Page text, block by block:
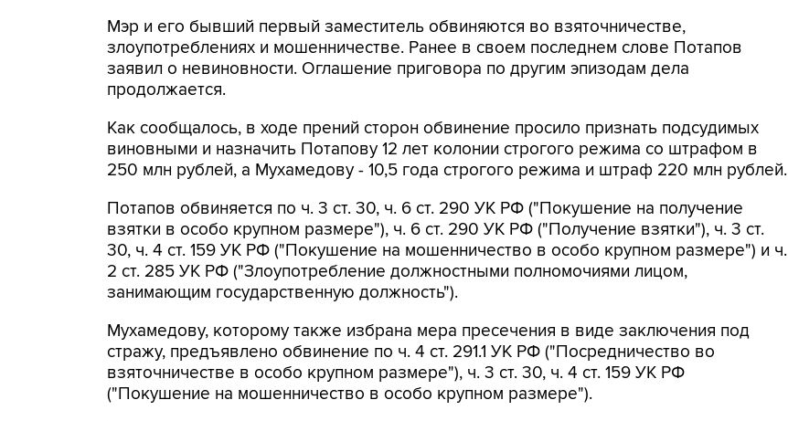
Мэр и его бывший первый заместитель обвиняются во взяточничестве,
злоупотреблениях и мошенничестве. Ранее в своем последнем слове Потапов
заявил о невиновности. Оглашение приговора по другим эпизодам дела
продолжается.
Как сообщалось, в ходе прений сторон обвинение просило признать подсудимых
виновными и назначить Потапову 12 лет колонии строгого режима со штрафом в
250 млн рублей, а Мухамедову - 10,5 года строгого режима и штраф 220 млн рублей.
Потапов обвиняется по ч. 3 ст. 30, ч. 6 ст. 290 УК РФ ("Покушение на получение
взятки в особо крупном размере"), ч. 6 ст. 290 УК РФ ("Получение взятки"), ч. 3 ст.
30, ч. 4 ст. 159 УК РФ ("Покушение на мошенничество в особо крупном размере") и ч.
2 ст. 285 УК РФ ("Злоупотребление должностными полномочиями лицом,
занимающим государственную должность").
Мухамедову, которому также избрана мера пресечения в виде заключения под
стражу, предъявлено обвинение по ч. 4 ст. 291.1 УК РФ ("Посредничество во
взяточничестве в особо крупном размере"), ч. 3 ст. 30, ч. 4 ст. 159 УК РФ
("Покушение на мошенничество в особо крупном размере").